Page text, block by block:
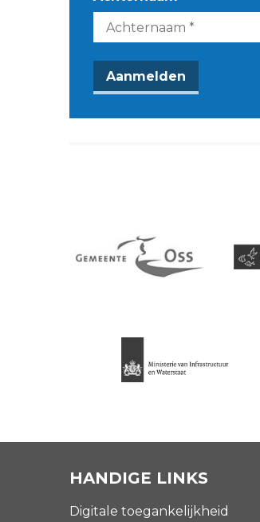
HANDIGE LINKS
Digitale toegankelijkheid